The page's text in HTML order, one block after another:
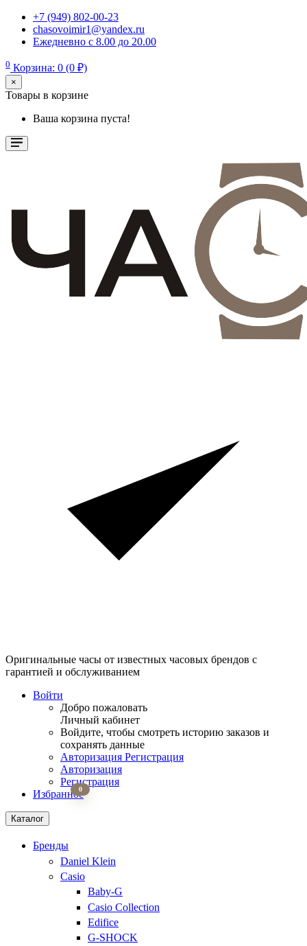
+7 (949) 802-00-23
chasovoimir1@yandex.ru
Ежедневно с 8.00 до 20.00
0 Корзина: 0 (0 ₽)
×
Товары в корзине
Ваша корзина пуста!
Оригинальные часы от известных часовых брендов с
гарантией и обслуживанием
Войти
Добро пожаловать
Личный кабинет
Войдите, чтобы смотреть историю заказов и
сохранять данные
Авторизация Регистрация
Авторизация
Регистрация
Избранное
0
Каталог
Бренды
Daniel Klein
Casio
Baby-G
Casio Collection
Edifice
G-SHOCK